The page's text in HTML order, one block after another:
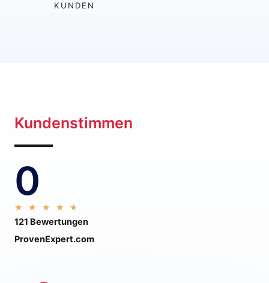
KUNDEN
Kundenstimmen
0
★ ★ ★ ★ ★
.
7
121 Bewertungen
ProvenExpert.com